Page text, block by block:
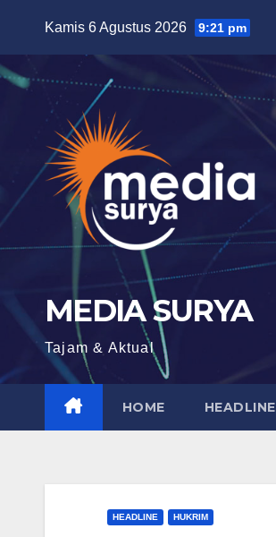
content
Kamis 6 Agustus 2026 9:21 pm
MEDIA SURYA
Tajam & Aktual
HOME HEADLINE
HEADLINE HUKRIM